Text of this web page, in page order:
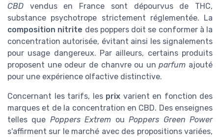
CBD vendus en France sont dépourvus de THC,
substance psychotrope strictement réglementée. La
composition nitrite des poppers doit se conformer à la
concentration autorisée, évitant ainsi les signalements
pour usage dangereux. Par ailleurs, certains produits
proposent une odeur de chanvre ou unparfum ajouté
pour une expérience olfactive distinctive.
Concernant les tarifs, les prix varient en fonction des
marques et de la concentration en CBD. Des enseignes
telles que Poppers Extrem ouPoppers Green Power
s'affirment sur le marché avec des propositions variées,